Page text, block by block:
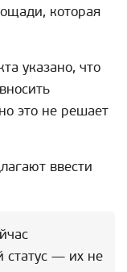
которая
указано, что
это не решает
ввести
статус — их не